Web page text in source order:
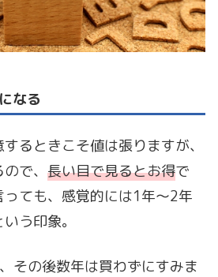
なる
るときこそ値は張りますが、
で、 長い目で見るとお得で
ても、感覚的には1年～2年
う印象。
その後数年は買わずにすみま